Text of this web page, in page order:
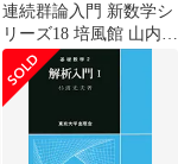
連続群論入門 新数学シ
リーズ18 培風館 山内恭
彦 杉浦光夫